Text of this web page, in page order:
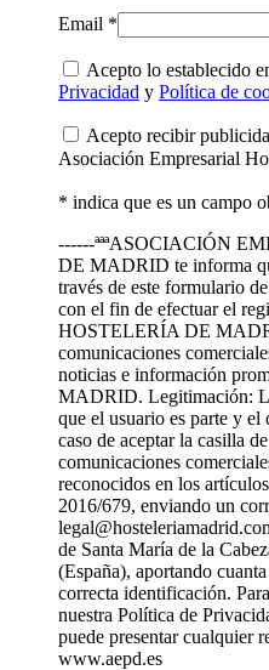
Email *
Acepto lo establecido
Privacidad y Política de
Acepto recibir
Asociación Empresarial
* indica que es un campo
------ªªªASOCIACIÓN
DE MADRID te informa
través de este formulario
con el fin de efectuar el
HOSTELERÍA DE
comunicaciones
noticias e información
MADRID. Legitimación:
que el usuario es parte y
caso de aceptar la casilla
comunicaciones
reconocidos en los
2016/679, enviando un
de Santa María de la
(España), aportando
correcta identificación.
nuestra Política de
puede presentar cualquier
www.aepd.es